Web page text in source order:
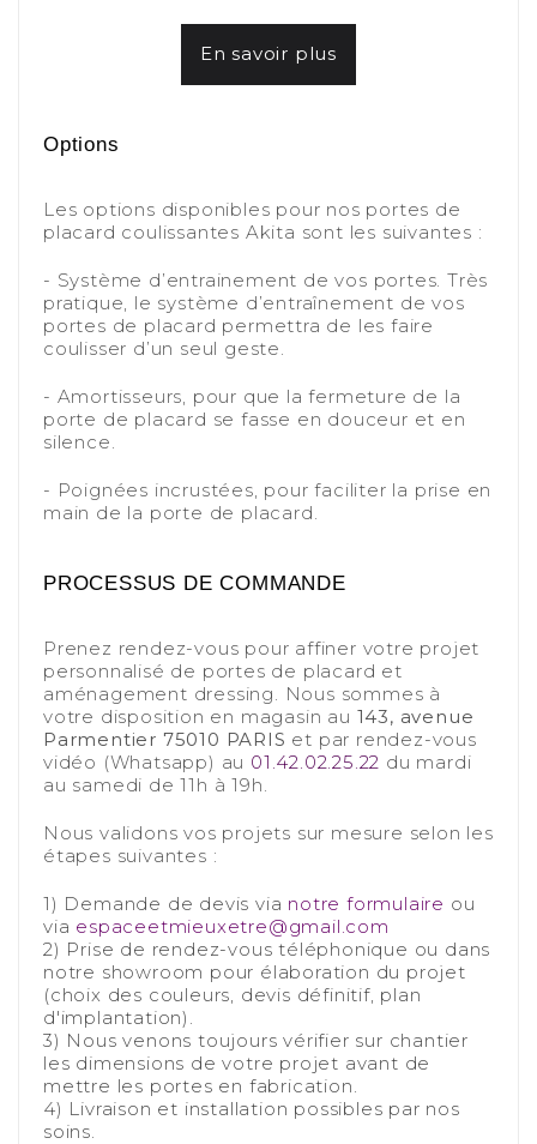
En savoir plus
Options
Les options disponibles pour nos portes de
placard coulissantes Akita sont les suivantes :
- Système d’entrainement de vos portes. Très
pratique, le système d’entraînement de vos
portes de placard permettra de les faire
coulisser d’un seul geste.
- Amortisseurs, pour que la fermeture de la
porte de placard se fasse en douceur et en
silence.
- Poignées incrustées, pour faciliter la prise en
main de la porte de placard.
PROCESSUS DE COMMANDE
Prenez rendez-vous pour affiner votre projet
personnalisé de portes de placard et
aménagement dressing. Nous sommes à
votre disposition en magasin au 143, avenue
Parmentier 75010 PARIS et par rendez-vous
vidéo (Whatsapp) au 01.42.02.25.22 du mardi
au samedi de 11h à 19h.
Nous validons vos projets sur mesure selon les
étapes suivantes :
1) Demande de devis via notre formulaire ou
via espaceetmieuxetre@gmail.com
2) Prise de rendez-vous téléphonique ou dans
notre showroom pour élaboration du projet
(choix des couleurs, devis définitif, plan
d'implantation).
3) Nous venons toujours vérifier sur chantier
les dimensions de votre projet avant de
mettre les portes en fabrication.
4) Livraison et installation possibles par nos
soins.